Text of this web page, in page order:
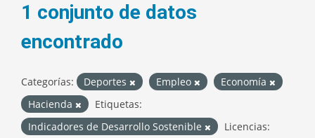
1 conjunto de datos
encontrado
Categorías: Deportes Empleo
Economía
Hacienda
Etiquetas:
Indicadores de Desarrollo Sostenible
Licencias: